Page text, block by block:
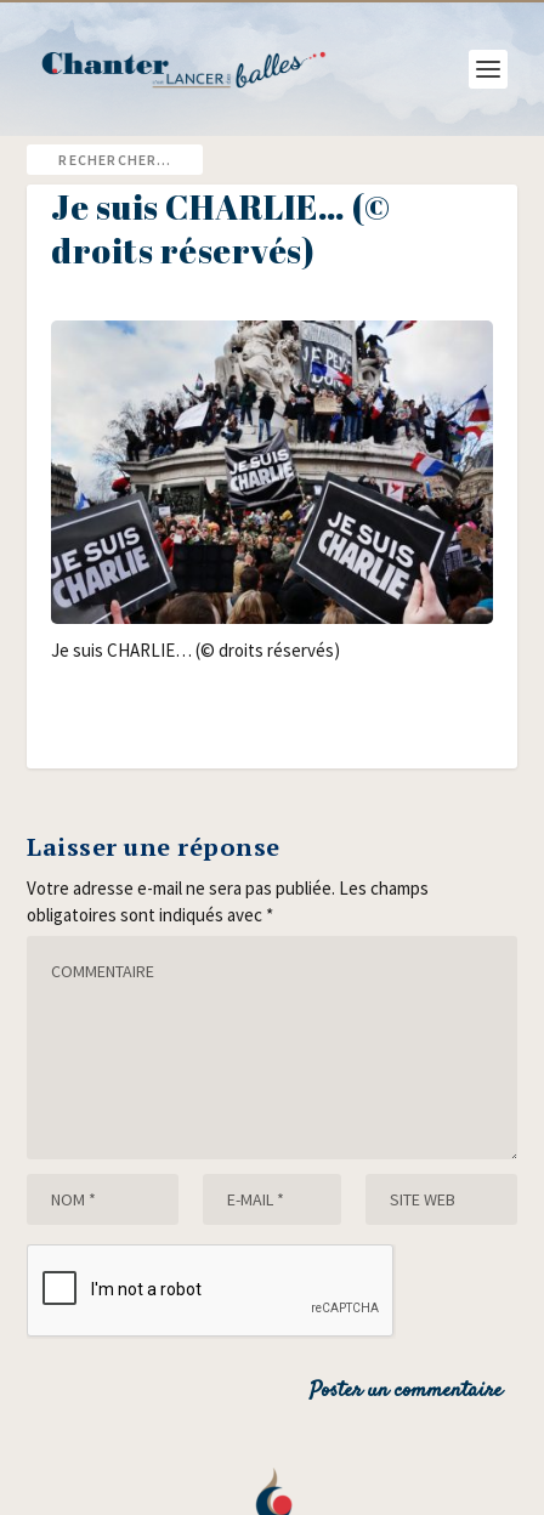
Je suis CHARLIE… (©
droits réservés)
Je suis CHARLIE… (© droits réservés)
Laisser une réponse
Votre adresse e-mail ne sera pas publiée. Les champs
obligatoires sont indiqués avec *